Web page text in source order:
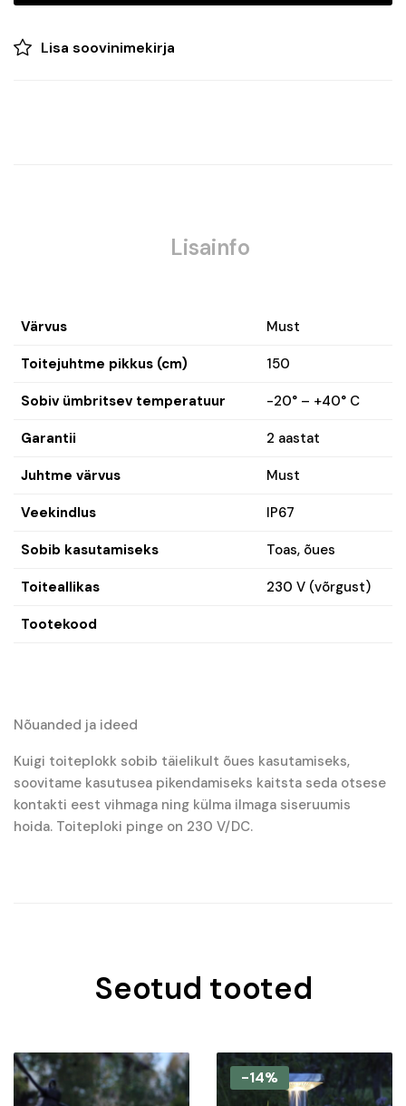
Lisa soovinimekirja
Lisainfo
Värvus Must
Toitejuhtme pikkus (cm) 150
Sobiv ümbritsev temperatuur -20° – +40° C
Garantii 2 aastat
Juhtme värvus Must
Veekindlus IP67
Sobib kasutamiseks Toas, õues
Toiteallikas 230 V (võrgust)
Tootekood
Nõuanded ja ideed
Kuigi toiteplokk sobib täielikult õues kasutamiseks,
soovitame kasutusea pikendamiseks kaitsta seda otsese
kontakti eest vihmaga ning külma ilmaga siseruumis
hoida. Toiteploki pinge on 230 V/DC.
Seotud tooted
-14%